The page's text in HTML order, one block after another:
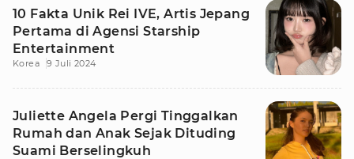
10 Fakta Unik Rei IVE, Artis Jepang
Pertama di Agensi Starship
Entertainment
Korea 9 Juli 2024
Juliette Angela Pergi Tinggalkan
Rumah dan Anak Sejak Dituding
Suami Berselingkuh